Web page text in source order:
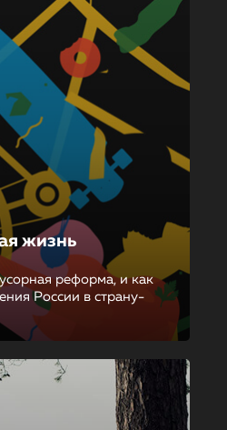
жизнь
реформа, и как
России в страну-